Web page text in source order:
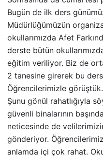
Bugün de ilk ders
Müdürlüğümüzün
okullarımızda Afet
derste bütün
eğitim veriliyor. Biz de
2 tanesine girerek bu
Öğrencilerimizle
Şunu gönül rahatlığıyla
güvenli binalarının
neticesinde de
gönderiyor.
anlamda içi çok rahat.